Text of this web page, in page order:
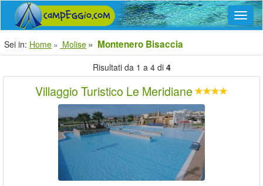
Sei in: Home Molise Montenero Bisaccia
Risultati da 1 a 4 di 4
Villaggio Turistico Le Meridiane